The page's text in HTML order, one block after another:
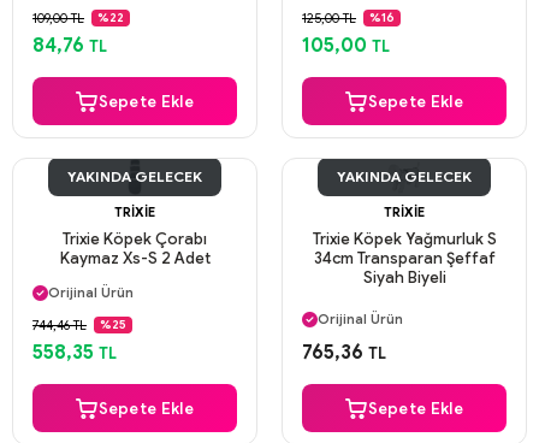
Güvenli Ödeme
Aynı Gün Kargo
109,00 TL %22
84,76 TL
Sepete Ekle
Güvenli Ödeme
Aynı Gün Kargo
125,00 TL %16
105,00 TL
Sepete Ekle
YAKINDA GELECEK
TRIXIE
Trixie Köpek Çorabı
Kaymaz Xs-S 2 Adet
Aynı Gün Kargo
Orijinal Ürün
Güvenli Ödeme
Aynı Gün Kargo
744,46 TL %25
558,35 TL
Sepete Ekle
YAKINDA GELECEK
TRIXIE
Trixie Köpek Yağmurluk S
34cm Transparan Şeffaf
Siyah Biyeli
Orijinal Ürün
Güvenli Ödeme
765,36 TL
Sepete Ekle